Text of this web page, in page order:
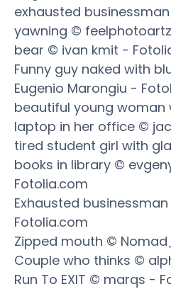
exhausted
yawning ©
bear © ivan kmit -
Funny guy naked with
Eugenio Marongiu -
beautiful young woman
laptop in her office ©
tired student girl with
books in library ©
Fotolia.com
Exhausted
Fotolia.com
Zipped mouth ©
Couple who thinks ©
Run To EXIT © marqs -